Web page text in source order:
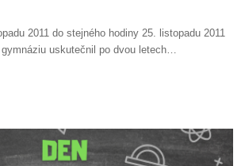
2011 do stejného hodiny 25. listopadu 2011
uskutečnil po dvou letech…